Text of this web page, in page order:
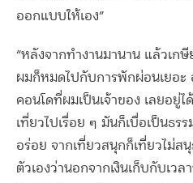
ออกแบบให้เอง”
“หลังจากทำงานมานาน แล้วเก
ผมก็หมดไปกับการพักผ่อนเยอะ
คอนโดที่ผมเป็นเจ้าของ เลยอยู่
เที่ยวไปเรื่อย ๆ มันก็เบื่อเป็นธร
อร่อย จากเที่ยวสนุกก็เที่ยวไม่ส
ตัวเองว่านอกจากเงินเก็บกับเว